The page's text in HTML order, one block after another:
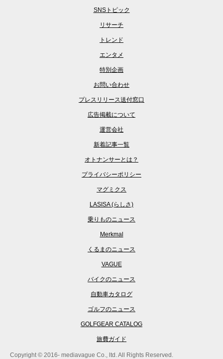
SNSトピック
リサーチ
トレンド
エンタメ
特別企画
お問い合わせ
プレスリリース送付窓口
広告掲載について
運営会社
新着記事一覧
オトナンサーとは？
プライバシーポリシー
マグミクス
LASISA (らしさ)
乗りものニュース
Merkmal
くるまのニュース
VAGUE
バイクのニュース
自動車カタログ
ゴルフのニュース
GOLFGEAR CATALOG
旅費ガイド
Copyright © 2016- mediavague Co., ltd. All Rights Reserved.